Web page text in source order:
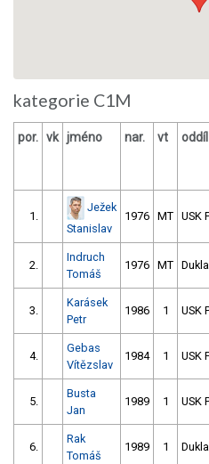
kategorie C1M
por. vk jméno nar. vt oddíl
1.
Ježek
Stanislav
1976 MT USK
2.
Indruch
Tomáš
1976 MT
3.
Karásek
Petr
1986 1 USK
4.
Gebas
Vítězslav
1984 1 USK
5.
Busta
Jan
1989 1 USK
6.
Rak
Tomáš
1989 1